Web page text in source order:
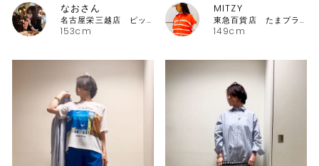
153cm
なおさん
名古屋栄三越店 ピッコーネ
149cm
MITZY
東急百貨店 たまプラーザ店ピッコーネ